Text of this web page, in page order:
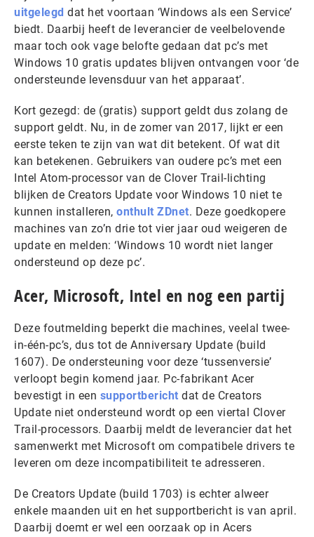
uitgelegd dat het voortaan ‘Windows als een Service’
biedt. Daarbij heeft de leverancier de veelbelovende
maar toch ook vage belofte gedaan dat pc’s met
Windows 10 gratis updates blijven ontvangen voor ‘de
ondersteunde levensduur van het apparaat’.
Kort gezegd: de (gratis) support geldt dus zolang de
support geldt. Nu, in de zomer van 2017, lijkt er een
eerste teken te zijn van wat dit betekent. Of wat dit
kan betekenen. Gebruikers van oudere pc’s met een
Intel Atom-processor van de Clover Trail-lichting
blijken de Creators Update voor Windows 10 niet te
kunnen installeren, onthult ZDnet. Deze goedkopere
machines van zo’n drie tot vier jaar oud weigeren de
update en melden: ‘Windows 10 wordt niet langer
ondersteund op deze pc’.
Acer, Microsoft, Intel en nog een partij
Deze foutmelding beperkt die machines, veelal twee-
in-één-pc’s, dus tot de Anniversary Update (build
1607). De ondersteuning voor deze ‘tussenversie’
verloopt begin komend jaar. Pc-fabrikant Acer
bevestigt in een supportbericht dat de Creators
Update niet ondersteund wordt op een viertal Clover
Trail-processors. Daarbij meldt de leverancier dat het
samenwerkt met Microsoft om compatibele drivers te
leveren om deze incompatibiliteit te adresseren.
De Creators Update (build 1703) is echter alweer
enkele maanden uit en het supportbericht is van april.
Daarbij doemt er wel een oorzaak op in Acers